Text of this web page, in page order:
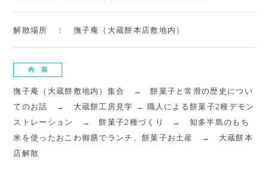
解散場所 ： 撫子庵（大蔵餅本店敷地内）
内 容
撫子庵（大蔵餅敷地内）集合 → 餅菓子と常滑の歴史につい
てのお話 → 大蔵餅工房見学 → 職人による餅菓子2種デモン
ストレーション → 餅菓子2種づくり → 知多半島のもち
米を使ったおこわ御膳でランチ、餅菓子お土産 → 大蔵餅本
店解散